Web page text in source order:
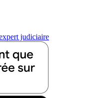
judiciaire